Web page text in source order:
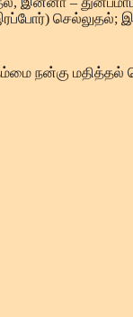
தம்மை நன்கு